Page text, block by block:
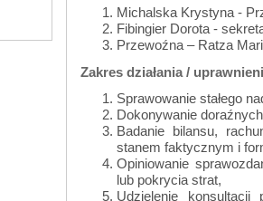
Michalska Krystyna -
Fibingier Dorota -
Przewoźna – Ratza
Zakres działania /
Sprawowanie stałego
Dokonywanie
Badanie bilansu,
stanem faktycznym i
Opiniowanie
lub pokrycia strat,
Udzielenie